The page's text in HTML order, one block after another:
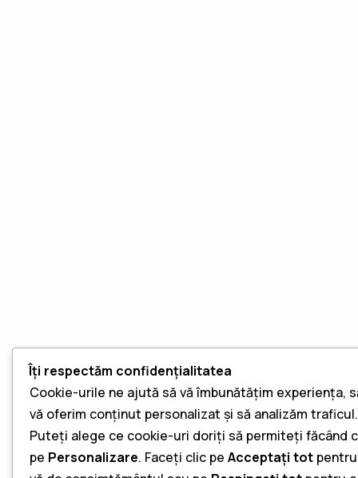
Îți respectăm confidențialitatea
Cookie-urile ne ajută să vă îmbunătățim experiența,
vă oferim conținut personalizat și să analizăm traficul.
Puteți alege ce cookie-uri doriți să permiteți făcând
pe Personalizare. Faceți clic pe Acceptați tot